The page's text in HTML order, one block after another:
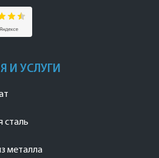
И УСЛУГИ
сталь
металла